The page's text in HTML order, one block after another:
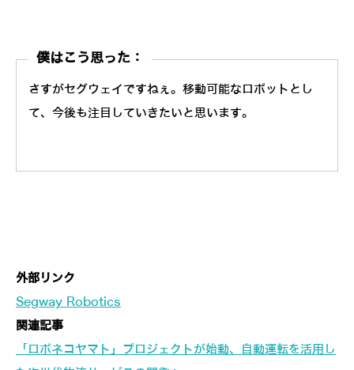
僕はこう思った：
さすがセグウェイですねぇ。移動可能なロボットとし
て、今後も注目していきたいと思います。
外部リンク
Segway Robotics
関連記事
「ロボネコヤマト」プロジェクトが始動、自動運転を活用し